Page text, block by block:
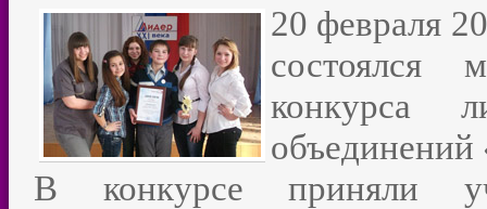
20 февраля
состоялся
конкурса
В конкурсе приняли